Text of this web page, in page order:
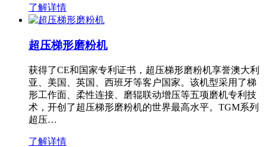
了解详情
超压梯形磨粉机
获得了CE和国家专利证书，超压梯形磨粉机享誉澳大利
亚、美国、英国、西班牙等客户国家。该机型采用了梯
形工作面、柔性连接、磨辊联动增压等五项磨机专利技
术，开创了超压梯形磨粉机的世界最高水平。TGM系列
超压…
了解详情